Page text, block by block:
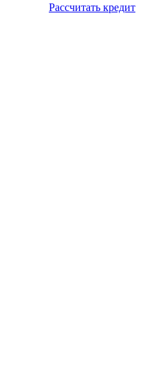
Рассчитать кредит